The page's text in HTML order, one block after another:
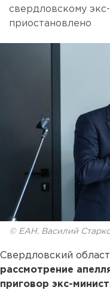
свердловскому
приостановлено
© ЕАН. Василий
Свердловский
рассмотрение
приговор экс-